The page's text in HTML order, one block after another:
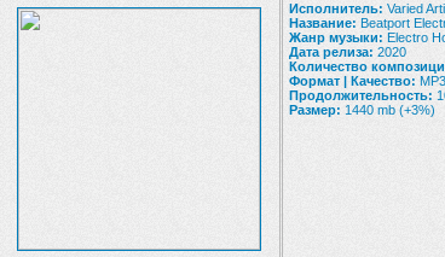
Исполнитель: Varied
Название: Beatport
Жанр музыки: Electro
Дата релиза: 2020
Количество
Формат | Качество:
Продолжительность:
Размер: 1440 mb (+3%)